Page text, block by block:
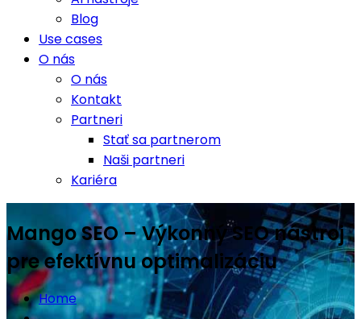
Blog
Use cases
O nás
O nás
Kontakt
Partneri
Stať sa partnerom
Naši partneri
Kariéra
Mango SEO – Výkonný SEO nástroj
pre efektívnu optimalizáciu
Home